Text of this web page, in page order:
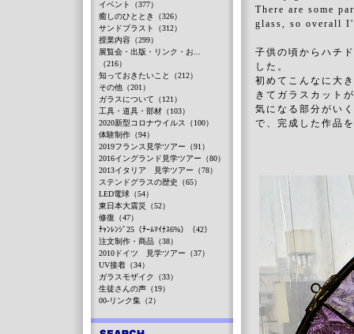
There are some
glass, so overall
子供の頃からハチ
した。
初めてこんなに大
きてガラスカット
気になる部分がい
で、完成した作品
イベント（377）
癒しのひととき（326）
サンドブラスト（312）
授業内容（299）
展覧会・出版・リンク・お...
（216）
知っておきたいこと（212）
その他（201）
ガラスについて（121）
工具・道具・部材（103）
2020新型コロナウイルス（100）
体験制作（94）
2019フランス見学ツアー（91）
2016イングランド見学ツアー（80）
2013イタリア 見学ツアー（78）
ステンドグラスの歴史（65）
LED電球（54）
東日本大震災（52）
修復（47）
ﾁｬﾝﾚﾝｼﾞ25（ﾁｰﾑﾏｲﾅｽ6%）（42）
注文制作・商品（38）
2010ドイツ 見学ツアー（37）
UV接着（34）
ガラスモザイク（33）
生徒さんの声（19）
00-リンク集（2）